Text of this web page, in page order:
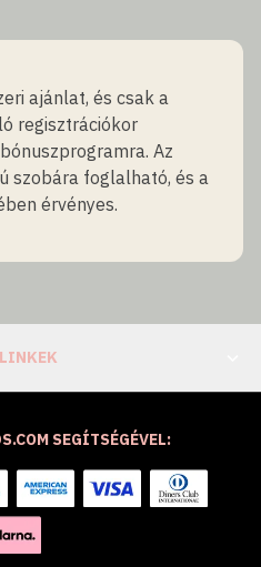
ajánlat, és csak a
regisztrációkor
Az
szobára foglalható, és a
érvényes.
SEGÍTSÉGÉVEL: